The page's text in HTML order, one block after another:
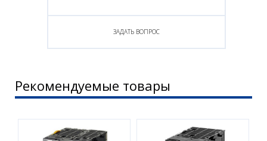
ЗАДАТЬ ВОПРОС
Рекомендуемые товары